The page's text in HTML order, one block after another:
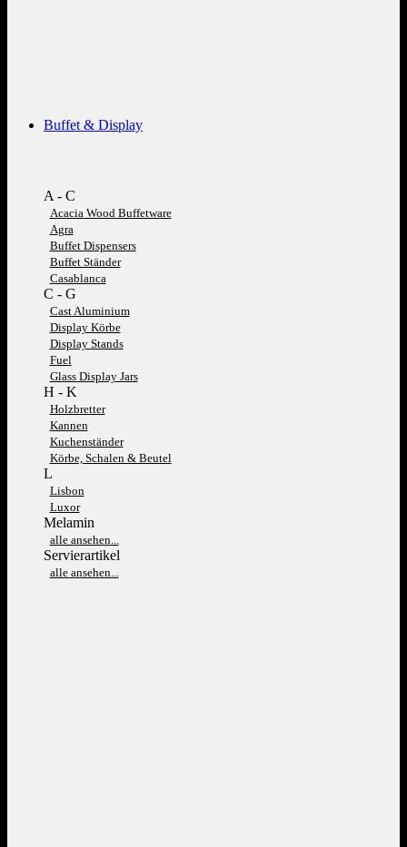
Buffet & Display
A - C
Acacia Wood Buffetware
Agra
Buffet Dispensers
Buffet Ständer
Casablanca
C - G
Cast Aluminium
Display Körbe
Display Stands
Fuel
Glass Display Jars
H - K
Holzbretter
Kannen
Kuchenständer
Körbe, Schalen & Beutel
L
Lisbon
Luxor
Melamin
alle ansehen...
Servierartikel
alle ansehen...